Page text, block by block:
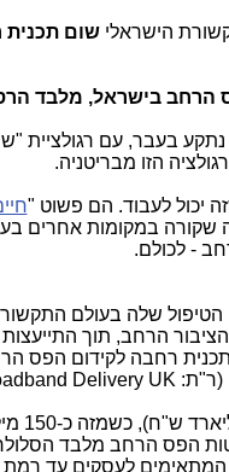
הישראלישום תכנית
בישראל, מלבד
הזו מבריטניה.
יכול לעבוד. הם פשוט "
שקורה במקומות אחרים
- לכולם.
שלה בעולם
הרחב, תוך
2013, תכנית רחבה לקידום
לתכנית
הפס הרחב מלבד הסלולר